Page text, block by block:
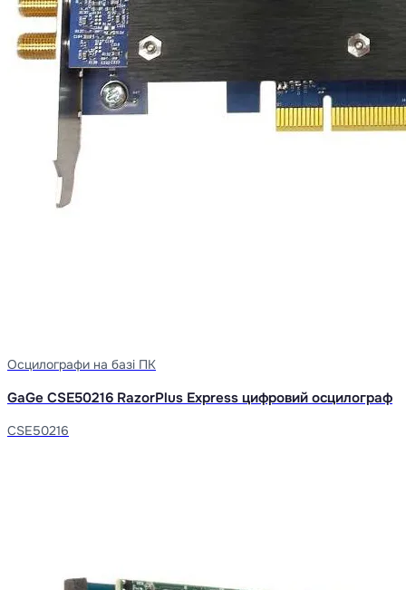
Осцилографи на базі ПК
GaGe CSE50216 RazorPlus Express цифровий осцилограф
CSE50216